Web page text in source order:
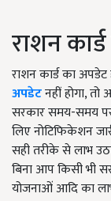
राशन
राशन कार्ड का
अपडेटनहीं होगा,
सरकार समय-समय
लिए नोटिफिकेशन
सही तरीके से लाभ
बिना आप किसी भी
योजनाओं आदि का